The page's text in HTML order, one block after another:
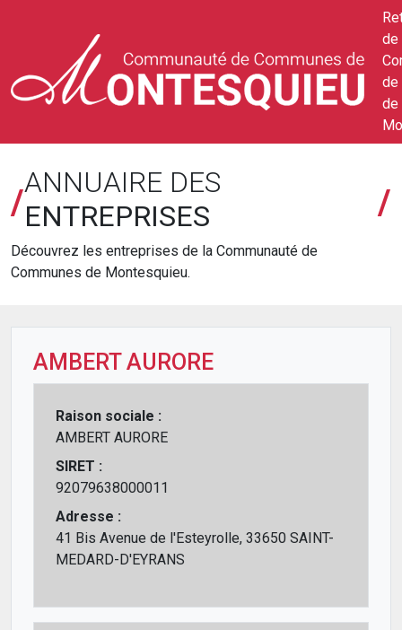
de
de
de
/ANNUAIRE DES
ENTREPRISES
/
Découvrez les entreprises de la Communauté de
Communes de Montesquieu.
AMBERT AURORE
Raison sociale :
AMBERT AURORE
SIRET :
92079638000011
Adresse :
41 Bis Avenue de l'Esteyrolle, 33650 SAINT-
MEDARD-D'EYRANS